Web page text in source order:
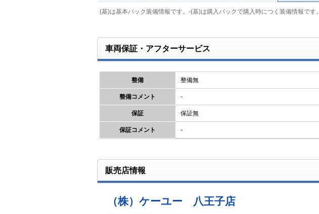
(基)は基本パック装備情報です。-(基)は購入パックで購入時につく装備情報です。
車両保証・アフターサービス
整備 整備無
整備コメント -
保証 保証無
保証コメント -
販売店情報
（株）ケーユー 八王子店